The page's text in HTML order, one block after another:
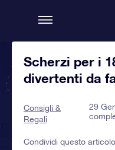
Scherzi per i
divertenti da
Consigli &
Regali
29
Condividi questo